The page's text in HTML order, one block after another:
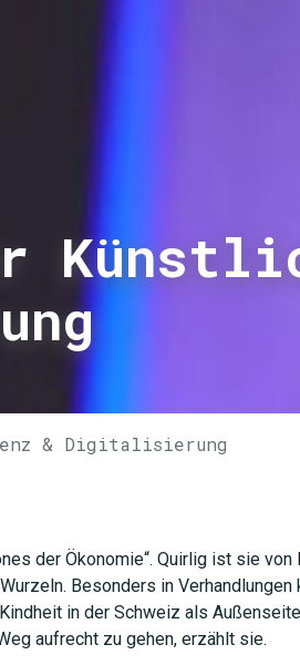
& Digitalisierung
der Ökonomie“. Quirlig ist sie von
Besonders in Verhandlungen
in der Schweiz als
aufrecht zu gehen, erzählt sie.